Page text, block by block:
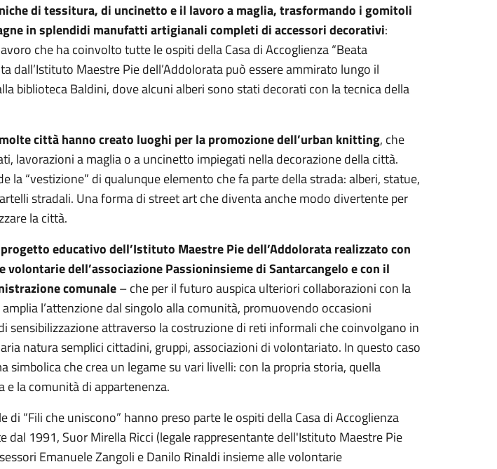
di tessitura, di uncinetto e il lavoro a maglia, trasformando i gomitoli
in splendidi manufatti artigianali completi di accessori decorativi:
che ha coinvolto tutte le ospiti della Casa di Accoglienza “Beata
dall’Istituto Maestre Pie dell’Addolorata può essere ammirato lungo il
biblioteca Baldini, dove alcuni alberi sono stati decorati con la tecnica della
città hanno creato luoghi per la promozione dell’urban knitting, che
lavorazioni a maglia o a uncinetto impiegati nella decorazione della città.
la “vestizione” di qualunque elemento che fa parte della strada: alberi, statue,
stradali. Una forma di street art che diventa anche modo divertente per
la città.
educativo dell’Istituto Maestre Pie dell’Addolorata realizzato con
volontarie dell’associazione Passioninsieme di Santarcangelo e con il
comunale– che per il futuro auspica ulteriori collaborazioni con la
amplia l’attenzione dal singolo alla comunità, promuovendo occasioni
sensibilizzazione attraverso la costruzione di reti informali che coinvolgano in
natura semplici cittadini, gruppi, associazioni di volontariato. In questo caso
simbolica che crea un legame su vari livelli: con la propria storia, quella
e la comunità di appartenenza.
di “Fili che uniscono” hanno preso parte le ospiti della Casa di Accoglienza
dal 1991, Suor Mirella Ricci (legale rappresentante dell'Istituto Maestre Pie
Emanuele Zangoli e Danilo Rinaldi insieme alle volontarie